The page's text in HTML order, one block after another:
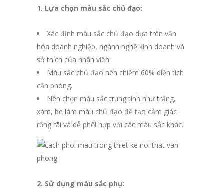
1. Lựa chọn màu sắc chủ đạo:
Xác định màu sắc chủ đạo dựa trên văn
hóa doanh nghiệp, ngành nghề kinh doanh và
sở thích của nhân viên.
Màu sắc chủ đạo nên chiếm 60% diện tích
căn phòng.
Nên chọn màu sắc trung tính như trắng,
xám, be làm màu chủ đạo để tạo cảm giác
rộng rãi và dễ phối hợp với các màu sắc khác.
2. Sử dụng màu sắc phụ: